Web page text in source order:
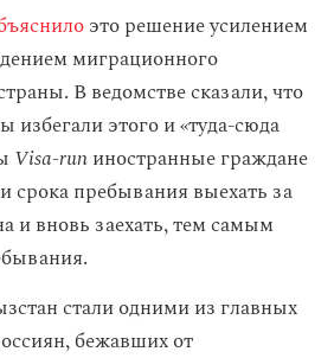
это решение усилением
миграционного
В ведомстве сказали, что
избегали этого и «туда-сюда
Visa-runиностранные граждане
срока пребывания выехать за
и вновь заехать, тем самым
стали одними из главных
бежавших от